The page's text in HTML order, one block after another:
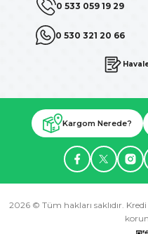
0 533 059 19 29
0 530 321 20 66
Kargom Nerede?
2026 © Tüm hakları saklıdır.